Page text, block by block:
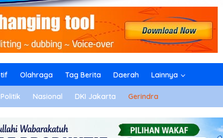
Olahraga Tag Berita Daerah Lainnya
Politik Nasional DKI Jakarta Gerindra